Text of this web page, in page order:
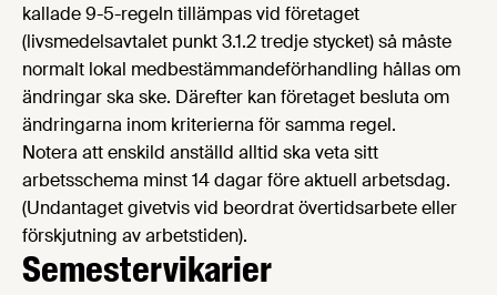
kallade 9-5-regeln tillämpas vid företaget
(livsmedelsavtalet punkt 3.1.2 tredje stycket) så måste
normalt lokal medbestämmandeförhandling hållas om
ändringar ska ske. Därefter kan företaget besluta om
ändringarna inom kriterierna för samma regel.
Notera att enskild anställd alltid ska veta sitt
arbetsschema minst 14 dagar före aktuell arbetsdag.
(Undantaget givetvis vid beordrat övertidsarbete eller
förskjutning av arbetstiden).
Semestervikarier